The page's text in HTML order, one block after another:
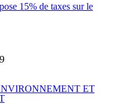
15% de taxes sur le
ET